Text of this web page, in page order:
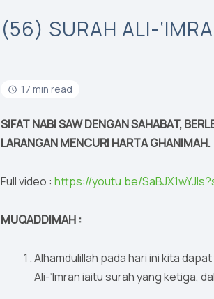
(56) SURAH ALI-
17 min read
SIFAT NABI SAW DENGAN SAHABAT,
LARANGAN MENCURI HARTA GHANIMAH.
Full video :https://youtu.be/
MUQADDIMAH :
Alhamdulillah pada hari ini kita
Ali-‘Imran iaitu surah yang ketiga,